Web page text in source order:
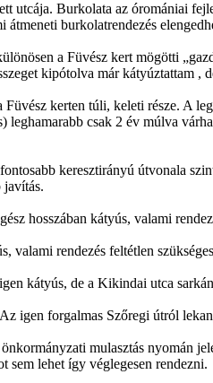
utcája. Burkolata az óromániai
átmeneti burkolatrendezés
a Füvész kert mögötti
kipótolva már kátyúztattam ,
kerten túli, keleti része. A
leghamarabb csak 2 év múlva
keresztirányú útvonala
javítás.
hosszában kátyús, valami
valami rendezés feltétlen
kátyús, de a Kikindai utca
igen forgalmas Szőregi útról
mulasztás nyomán
sem lehet így véglegesen rendezni.